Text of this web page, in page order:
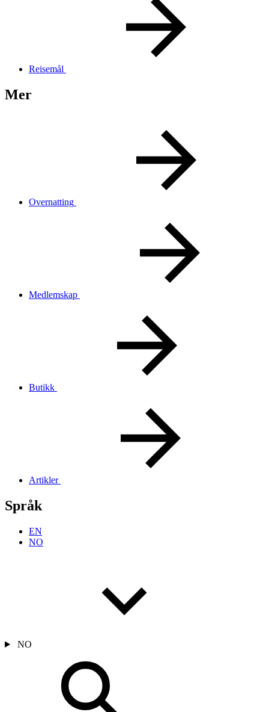
Reisemål
Mer
Overnatting
Medlemskap
Butikk
Artikler
Språk
EN
NO
NO